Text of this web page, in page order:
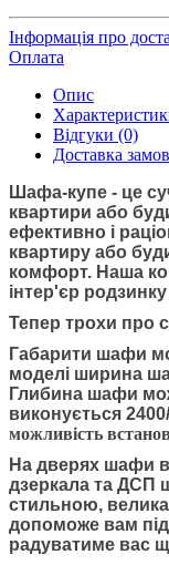
Інформація про
Оплата
Опис
Відгуки (0)
Доставка
Шафа-купе - це
квартири або
ефективно і
квартиру або
комфорт. Наша
інтер'єр родзинку
Тепер трохи про
Габарити шафи
моделі ширина
Глибина шафи
виконується
можливість
На дверях шафи
дзеркала та ДСП
стильною, велика
допоможе вам
радуватиме вас